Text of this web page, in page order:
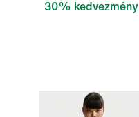
30% kedvezmény